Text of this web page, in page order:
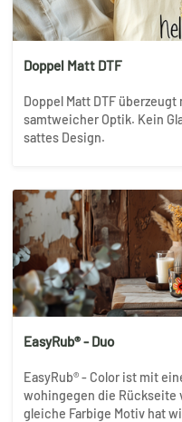
Doppel Matt DTF
Doppel Matt DTF
samtweicher Optik. Kein
sattes Design.
EasyRub® - Duo
EasyRub® - Color ist mit
wohingegen die Rückseite
gleiche Farbige Motiv hat